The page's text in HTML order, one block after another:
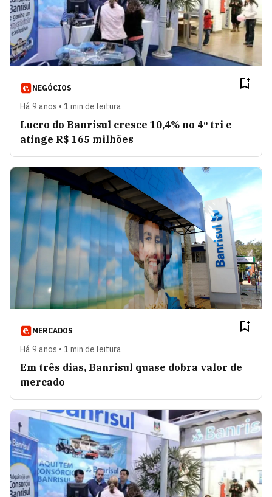
NEGÓCIOS
Há 9 anos • 1 min de leitura
Lucro do Banrisul cresce 10,4% no 4º tri e
atinge R$ 165 milhões
MERCADOS
Há 9 anos • 1 min de leitura
Em três dias, Banrisul quase dobra valor de
mercado